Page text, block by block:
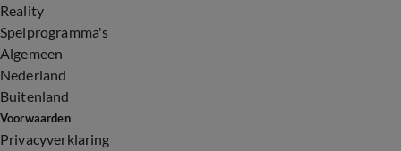
Reality
Spelprogramma's
Algemeen
Nederland
Buitenland
Voorwaarden
Privacyverklaring